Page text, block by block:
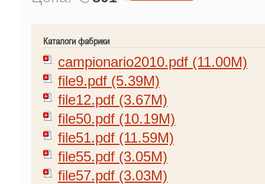
Каталоги фабрики
campionario2010.pdf (11.00M)
file9.pdf (5.39M)
file12.pdf (3.67M)
file50.pdf (10.19M)
file51.pdf (11.59M)
file55.pdf (3.05M)
file57.pdf (3.03M)